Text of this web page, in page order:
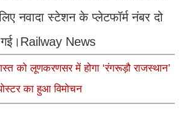
नवादा स्टेशन के प्लेटफॉर्म नंबर दो
गई।Railway News
को लूणकरणसर में होगा ‘रंगरूड़ौ राजस्थान’
का हुआ विमोचन